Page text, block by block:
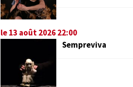
le 13 août 2026 22:00
Sempreviva